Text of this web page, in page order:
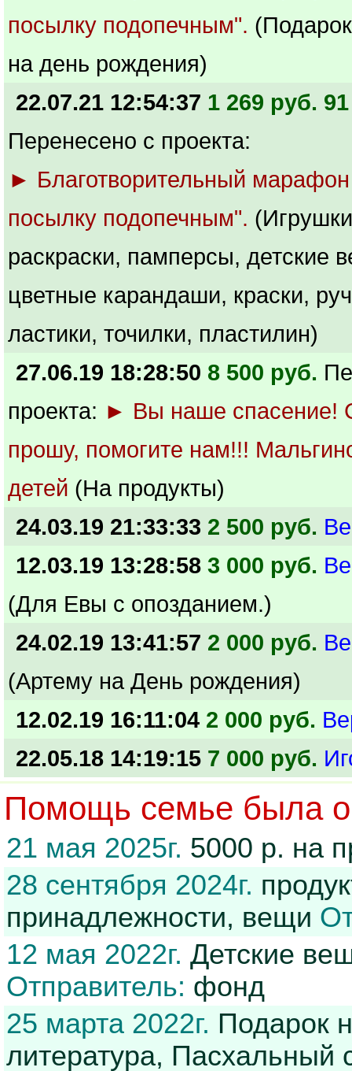
посылку подопечным".
на день рождения)
22.07.21 12:54:37 1 269 руб.
Перенесено с проекта:
► Благотворительный
посылку подопечным".
раскраски, памперсы, детские
цветные карандаши, краски,
ластики, точилки, пластилин)
27.06.19 18:28:50 8 500 руб.
проекта: ► Вы наше спасение!
прошу, помогите нам!!!
детей (На продукты)
24.03.19 21:33:33 2 500 руб.
12.03.19 13:28:58 3 000 руб.
(Для Евы с опозданием.)
24.02.19 13:41:57 2 000 руб.
(Артему на День рождения)
12.02.19 16:11:04 2 000 руб.
22.05.18 14:19:15 7 000 руб.
Помощь семье была
21 мая 2025г. 5000 р. на
28 сентября 2024г.
принадлежности, вещи
12 мая 2022г. Детские
Отправитель: фонд
25 марта 2022г. Подарок
литература,